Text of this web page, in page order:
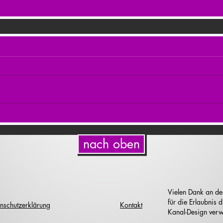
nach oben
Kontakt
Vielen Dank an
für die Erlaubnis
Kanal-Design